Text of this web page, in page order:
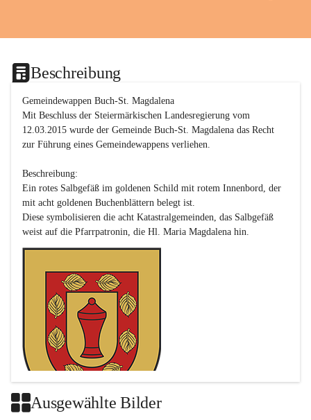
Beschreibung
Gemeindewappen Buch-St. Magdalena
Mit Beschluss der Steiermärkischen Landesregierung vom
12.03.2015 wurde der Gemeinde Buch-St. Magdalena das Recht
zur Führung eines Gemeindewappens verliehen.
Beschreibung:
Ein rotes Salbgefäß im goldenen Schild mit rotem Innenbord, der
mit acht goldenen Buchenblättern belegt ist.
Diese symbolisieren die acht Katastralgemeinden, das Salbgefäß
Ausgewählte Bilder